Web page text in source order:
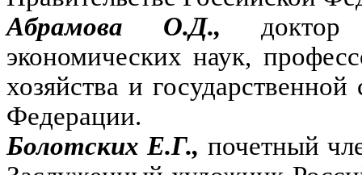
Абрамова О.Д.,
экономических наук,
хозяйства и
Федерации.
Болотских Е.Г., почетный